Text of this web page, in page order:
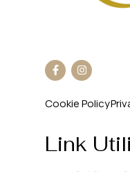
Cookie Policy
Link Utili